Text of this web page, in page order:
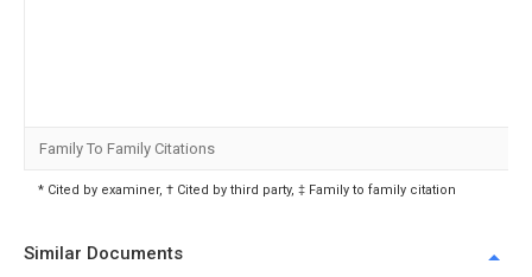
Family To Family Citations
* Cited by examiner, † Cited by third party, ‡ Family to family citation
Similar Documents